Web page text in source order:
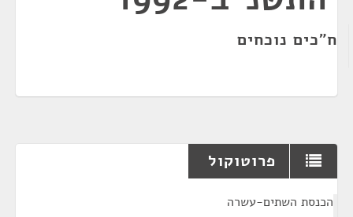
ח"כים נוכחים
פרוטוקול
הכנסת השתים-עשרה